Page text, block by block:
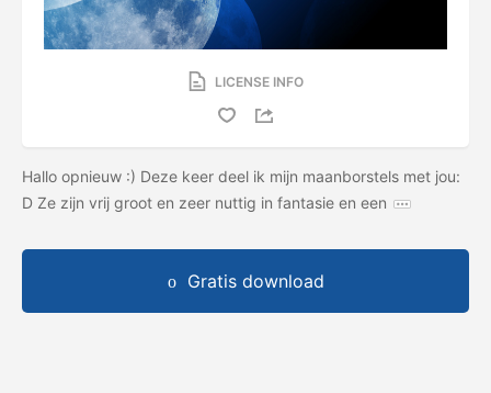
LICENSE INFO
Hallo opnieuw :) Deze keer deel ik mijn maanborstels met jou:
D Ze zijn vrij groot en zeer nuttig in fantasie en een
Gratis download